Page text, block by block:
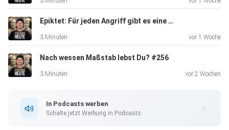
Viel Spaß beim Hören
Epiktet: Für jeden Angriff gibt es eine Antwort in dir #257
3 Minuten vor 1 Woche
Nach wessen Maßstab lebst Du? #256
3 Minuten vor 2 Wochen
In Podcasts werben
Schalte jetzt Werbung in Podcasts.